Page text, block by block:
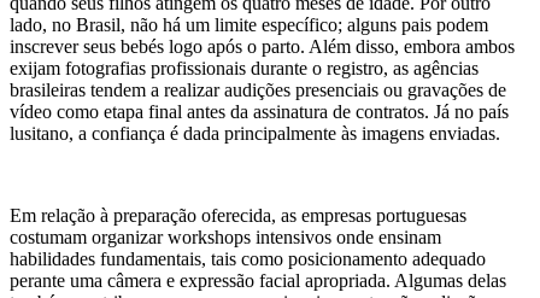
lado, no Brasil, não há um limite específico; alguns pais podem
inscrever seus bebés logo após o parto. Além disso, embora ambos
exijam fotografias profissionais durante o registro, as agências
brasileiras tendem a realizar audições presenciais ou gravações de
vídeo como etapa final antes da assinatura de contratos. Já no país
lusitano, a confiança é dada principalmente às imagens enviadas.
Em relação à preparação oferecida, as empresas portuguesas
costumam organizar workshops intensivos onde ensinam
habilidades fundamentais, tais como posicionamento adequado
perante uma câmera e expressão facial apropriada. Algumas delas